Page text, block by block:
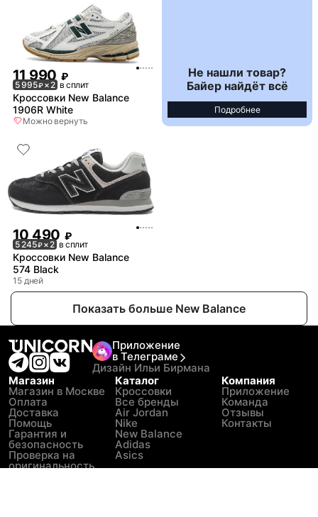
11 990 ₽
5 995₽× 2 в сплит
Кроссовки New Balance
1906R White
Можно вернуть
Не нашли товар?
Байер найдёт всё
Подробнее
10 490 ₽
5 245₽× 2 в сплит
Кроссовки New Balance
574 Black
15 дней
Показать больше New Balance
Приложение
в Телеграме
Дизайн Ильи Бирмана
Магазин
Магазин в Москве
Оплата
Доставка
Помощь
Гарантия и
безопасность
Проверка на
оригинальность
Каталог
Кроссовки
Все бренды
Air Jordan
Nike
New Balance
Adidas
Asics
Компания
Приложение
Команда
Отзывы
Контакты